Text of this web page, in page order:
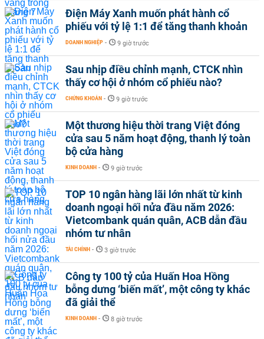
Điện Máy Xanh muốn phát hành cổ
phiếu với tỷ lệ 1:1 để tăng thanh khoản
DOANH NGHIỆP - 9 giờ trước
Sau nhịp điều chỉnh mạnh, CTCK nhìn
thấy cơ hội ở nhóm cổ phiếu nào?
CHỨNG KHOÁN - 9 giờ trước
Một thương hiệu thời trang Việt đóng
cửa sau 5 năm hoạt động, thanh lý toàn
bộ cửa hàng
KINH DOANH - 9 giờ trước
TOP 10 ngân hàng lãi lớn nhất từ kinh
doanh ngoại hối nửa đầu năm 2026:
Vietcombank quán quân, ACB dẫn đầu
nhóm tư nhân
TÀI CHÍNH - 3 giờ trước
Công ty 100 tỷ của Huấn Hoa Hồng
bỗng dưng ‘biến mất’, một công ty khác
đã giải thể
KINH DOANH - 8 giờ trước